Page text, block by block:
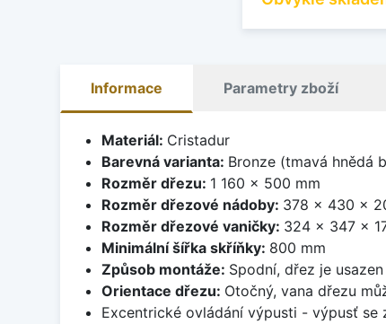
Informace Parametry zboží
Materiál: Cristadur
Barevná varianta: Bronze (tmavá hnědá
Rozměr dřezu: 1 160 x 500 mm
Rozměr dřezové nádoby: 378 x 430 x
Rozměr dřezové vaničky: 324 x 347 x
Minimální šířka skříňky: 800 mm
Způsob montáže: Spodní, dřez je
Orientace dřezu: Otočný, vana dřezu
Excentrické ovládání výpusti - výpusť